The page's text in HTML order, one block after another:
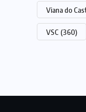
Viana do
VSC (360)